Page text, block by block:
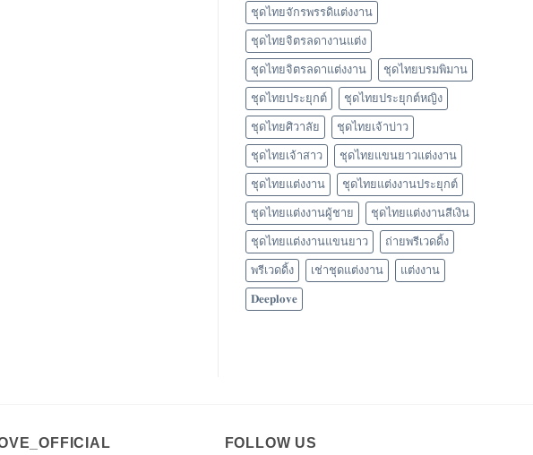
ชุดไทยจักรพรรดิแต่งงาน
ชุดไทยจิตรลดางานแต่ง
ชุดไทยจิตรลดาแต่งงาน ชุดไทยบรมพิมาน
ชุดไทยประยุกต์ ชุดไทยประยุกต์หญิง
ชุดไทยศิวาลัย ชุดไทยเจ้าบ่าว
ชุดไทยเจ้าสาว ชุดไทยแขนยาวแต่งงาน
ชุดไทยแต่งงาน ชุดไทยแต่งงานประยุกต์
ชุดไทยแต่งงานผู้ชาย ชุดไทยแต่งงานสีเงิน
ชุดไทยแต่งงานแขนยาว ถ่ายพรีเวดดิ้ง
พรีเวดดิ้ง เช่าชุดแต่งงาน แต่งงาน
𝐃𝐞𝐞𝐩𝐥𝐨𝐯𝐞
FOLLOW US